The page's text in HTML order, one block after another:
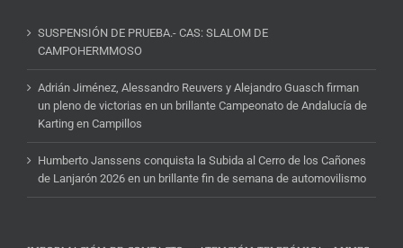
SUSPENSIÓN DE PRUEBA.- CAS: SLALOM DE
CAMPOHERMMOSO
Adrián Jiménez, Alessandro Reuvers y Alejandro Guasch firman
un pleno de victorias en un brillante Campeonato de Andalucía de
Karting en Campillos
Humberto Janssens conquista la Subida al Cerro de los Cañones
de Lanjarón 2026 en un brillante fin de semana de automovilismo